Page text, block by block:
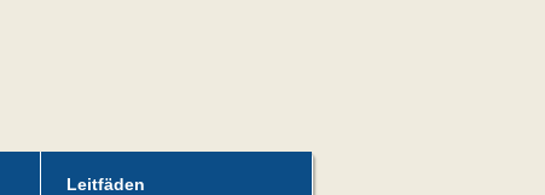
Leitfäden